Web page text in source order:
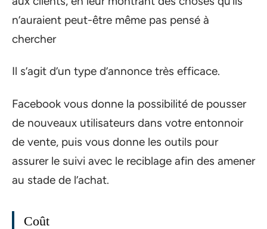
n’auraient peut-être même pas pensé à
chercher
Il s’agit d’un type d’annonce très efficace.
Facebook vous donne la possibilité de pousser
de nouveaux utilisateurs dans votre entonnoir
de vente, puis vous donne les outils pour
assurer le suivi avec le reciblage afin des amener
au stade de l’achat.
Coût